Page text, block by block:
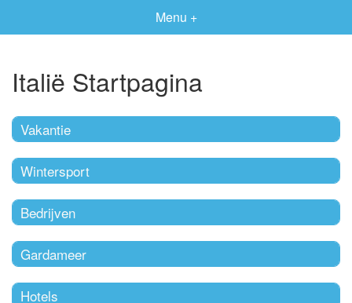
Menu +
Italië Startpagina
Vakantie
Wintersport
Bedrijven
Gardameer
Hotels